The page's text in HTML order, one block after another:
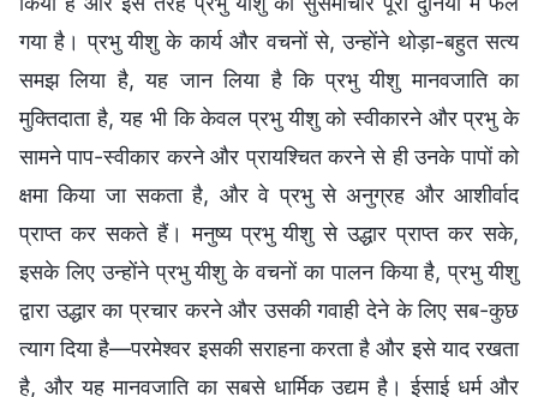
गया है। प्रभु यीशु के कार्य और वचनों से, उन्होंने थोड़ा-बहुत सत्य
समझ लिया है, यह जान लिया है कि प्रभु यीशु मानवजाति का
मुक्तिदाता है, यह भी कि केवल प्रभु यीशु को स्वीकारने और प्रभु के
सामने पाप-स्वीकार करने और प्रायश्चित करने से ही उनके पापों को
क्षमा किया जा सकता है, और वे प्रभु से अनुग्रह और आशीर्वाद
प्राप्त कर सकते हैं। मनुष्य प्रभु यीशु से उद्धार प्राप्त कर सके,
इसके लिए उन्होंने प्रभु यीशु के वचनों का पालन किया है, प्रभु यीशु
द्वारा उद्धार का प्रचार करने और उसकी गवाही देने के लिए सब-कुछ
त्याग दिया है—परमेश्वर इसकी सराहना करता है और इसे याद रखता
है, और यह मानवजाति का सबसे धार्मिक उद्यम है। ईसाई धर्म और